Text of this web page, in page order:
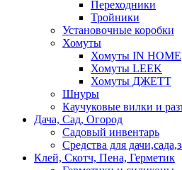
Переходники
Тройники
Установочные коробки
Хомуты
Хомуты IN HOME
Хомуты LEEK
Хомуты ДЖЕТТ
Шнуры
Каучуковые вилки и
Дача, Сад, Огород
Садовый инвентарь
Средства для
Клей, Скотч, Пена, Герметик